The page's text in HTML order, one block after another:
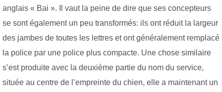
anglais « Bai ». Il vaut la peine de dire que ses concepteurs
se sont également un peu transformés: ils ont réduit la largeur
des jambes de toutes les lettres et ont généralement remplacé
la police par une police plus compacte. Une chose similaire
s’est produite avec la deuxième partie du nom du service,
située au centre de l’empreinte du chien, elle a maintenant un